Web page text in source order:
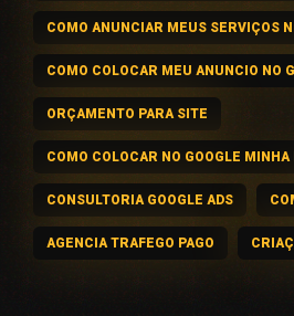
COMO ANUNCIAR MEUS SERVIÇOS
COMO COLOCAR MEU ANUNCIO NO
ORÇAMENTO PARA SITE
COMO COLOCAR NO GOOGLE
CONSULTORIA GOOGLE ADS
AGENCIA TRAFEGO PAGO